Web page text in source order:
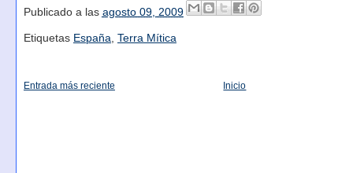
Publicado a las agosto 09, 2009
Etiquetas España Terra Mítica
Entrada más reciente Inicio